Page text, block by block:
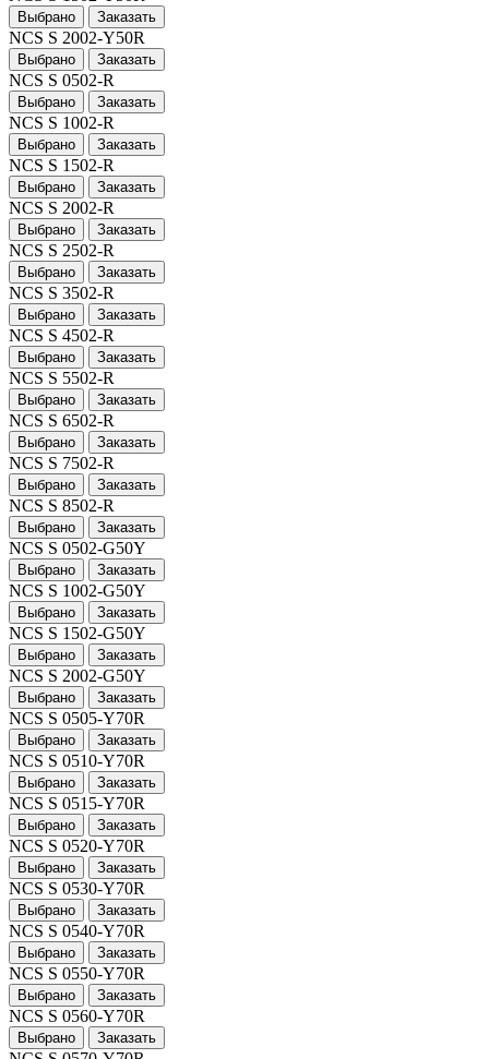
Выбрано Заказать
NCS S 2002-Y50R
Выбрано Заказать
NCS S 0502-R
Выбрано Заказать
NCS S 1002-R
Выбрано Заказать
NCS S 1502-R
Выбрано Заказать
NCS S 2002-R
Выбрано Заказать
NCS S 2502-R
Выбрано Заказать
NCS S 3502-R
Выбрано Заказать
NCS S 4502-R
Выбрано Заказать
NCS S 5502-R
Выбрано Заказать
NCS S 6502-R
Выбрано Заказать
NCS S 7502-R
Выбрано Заказать
NCS S 8502-R
Выбрано Заказать
NCS S 0502-G50Y
Выбрано Заказать
NCS S 1002-G50Y
Выбрано Заказать
NCS S 1502-G50Y
Выбрано Заказать
NCS S 2002-G50Y
Выбрано Заказать
NCS S 0505-Y70R
Выбрано Заказать
NCS S 0510-Y70R
Выбрано Заказать
NCS S 0515-Y70R
Выбрано Заказать
NCS S 0520-Y70R
Выбрано Заказать
NCS S 0530-Y70R
Выбрано Заказать
NCS S 0540-Y70R
Выбрано Заказать
NCS S 0550-Y70R
Выбрано Заказать
NCS S 0560-Y70R
Выбрано Заказать